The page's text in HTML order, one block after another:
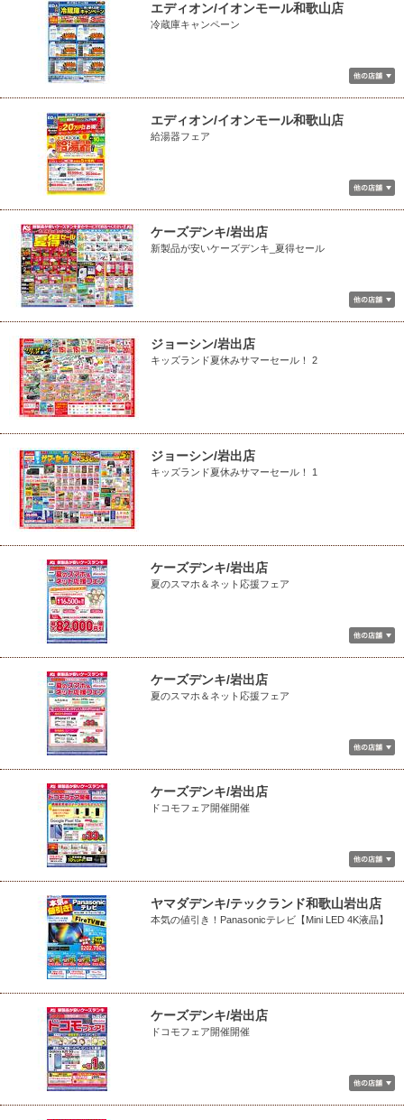
エディオン/イオンモール和歌山店
冷蔵庫キャンペーン
エディオン/イオンモール和歌山店
給湯器フェア
ケーズデンキ/岩出店
新製品が安いケーズデンキ_夏得セール
ジョーシン/岩出店
キッズランド夏休みサマーセール！ 2
ジョーシン/岩出店
キッズランド夏休みサマーセール！ 1
ケーズデンキ/岩出店
夏のスマホ＆ネット応援フェア
ケーズデンキ/岩出店
夏のスマホ＆ネット応援フェア
ケーズデンキ/岩出店
ドコモフェア開催開催
ヤマダデンキ/テックランド和歌山岩出店
本気の値引き！Panasonicテレビ【Mini LED 4K液晶】
ケーズデンキ/岩出店
ドコモフェア開催開催